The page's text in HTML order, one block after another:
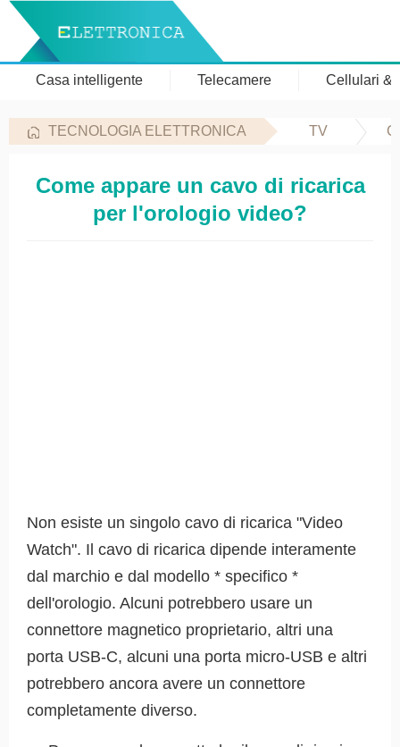
Casa intelligente Telecamere Cellulari &
TECNOLOGIA ELETTRONICA TV
Come appare un cavo di ricarica
per l'orologio video?
Non esiste un singolo cavo di ricarica "Video
Watch". Il cavo di ricarica dipende interamente
dal marchio e dal modello * specifico *
dell'orologio. Alcuni potrebbero usare un
connettore magnetico proprietario, altri una
porta USB-C, alcuni una porta micro-USB e altri
potrebbero ancora avere un connettore
completamente diverso.